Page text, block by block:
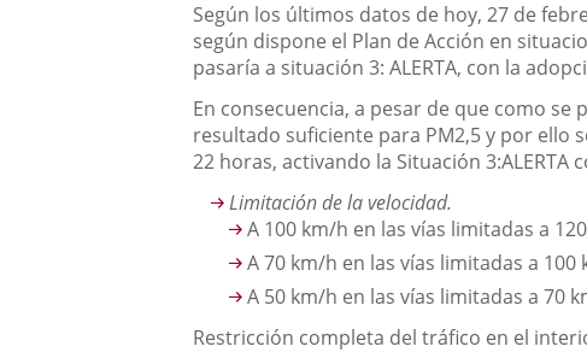
Según los últimos datos de hoy, 27 de
según dispone el Plan de Acción en
pasaría a situación 3: ALERTA, con la
En consecuencia, a pesar de que como
resultado suficiente para PM2,5 y por ello
22 horas, activando la Situación 3:ALERTA
Limitación de la velocidad.
A 100 km/h en las vías limitadas a
A 70 km/h en las vías limitadas a 100
A 50 km/h en las vías limitadas a 70
Restricción completa del tráfico en el